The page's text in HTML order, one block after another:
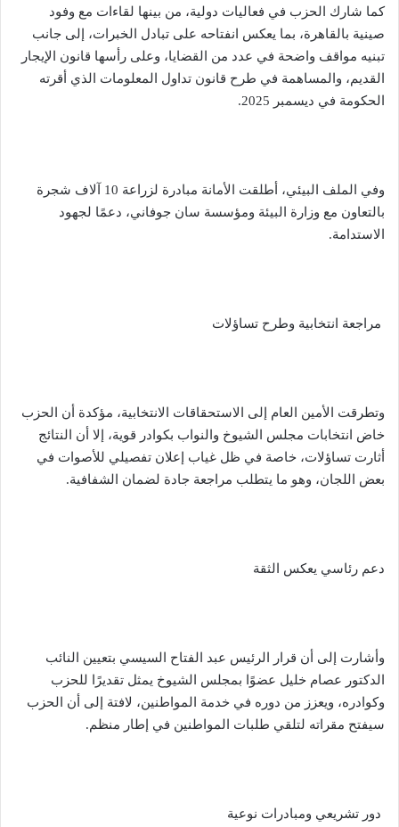
كما شارك الحزب في فعاليات دولية، من بينها لقاءات مع وفود
صينية بالقاهرة، بما يعكس انفتاحه على تبادل الخبرات، إلى جانب
تبنيه مواقف واضحة في عدد من القضايا، وعلى رأسها قانون الإيجار
القديم، والمساهمة في طرح قانون تداول المعلومات الذي أقرته
الحكومة في ديسمبر 2025.
وفي الملف البيئي، أطلقت الأمانة مبادرة لزراعة 10 آلاف شجرة
بالتعاون مع وزارة البيئة ومؤسسة سان جوفاني، دعمًا لجهود
الاستدامة.
مراجعة انتخابية وطرح تساؤلات
وتطرقت الأمين العام إلى الاستحقاقات الانتخابية، مؤكدة أن الحزب
خاض انتخابات مجلس الشيوخ والنواب بكوادر قوية، إلا أن النتائج
أثارت تساؤلات، خاصة في ظل غياب إعلان تفصيلي للأصوات في
بعض اللجان، وهو ما يتطلب مراجعة جادة لضمان الشفافية.
دعم رئاسي يعكس الثقة
وأشارت إلى أن قرار الرئيس عبد الفتاح السيسي بتعيين النائب
الدكتور عصام خليل عضوًا بمجلس الشيوخ يمثل تقديرًا للحزب
وكوادره، ويعزز من دوره في خدمة المواطنين، لافتة إلى أن الحزب
سيفتح مقراته لتلقي طلبات المواطنين في إطار منظم.
دور تشريعي ومبادرات نوعية